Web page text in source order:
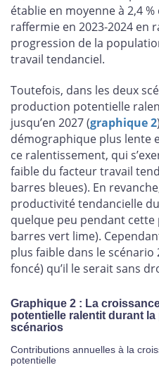
établie en moyenne à 2,4 %
raffermie en 2023-2024 en
progression de la
travail tendanciel.
Toutefois, dans les deux
production potentielle
jusqu’en 2027 (graphique 2
démographique plus lente
ce ralentissement, qui
faible du facteur travail
barres bleues). En
productivité tendancielle
quelque peu pendant cette
barres vert lime).
plus faible dans le scénario
foncé) qu’il le serait sans
Graphique 2 : La
potentielle ralentit durant
scénarios
Contributions annuelles à la
potentielle